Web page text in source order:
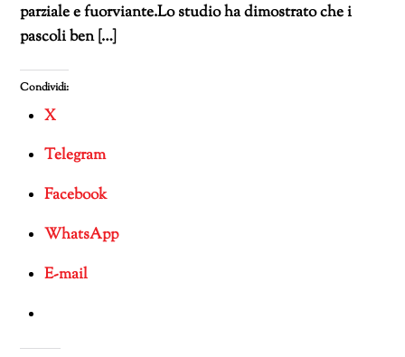
parziale e fuorviante.Lo studio ha dimostrato che i
pascoli ben […]
Condividi:
X
Telegram
Facebook
WhatsApp
E-mail